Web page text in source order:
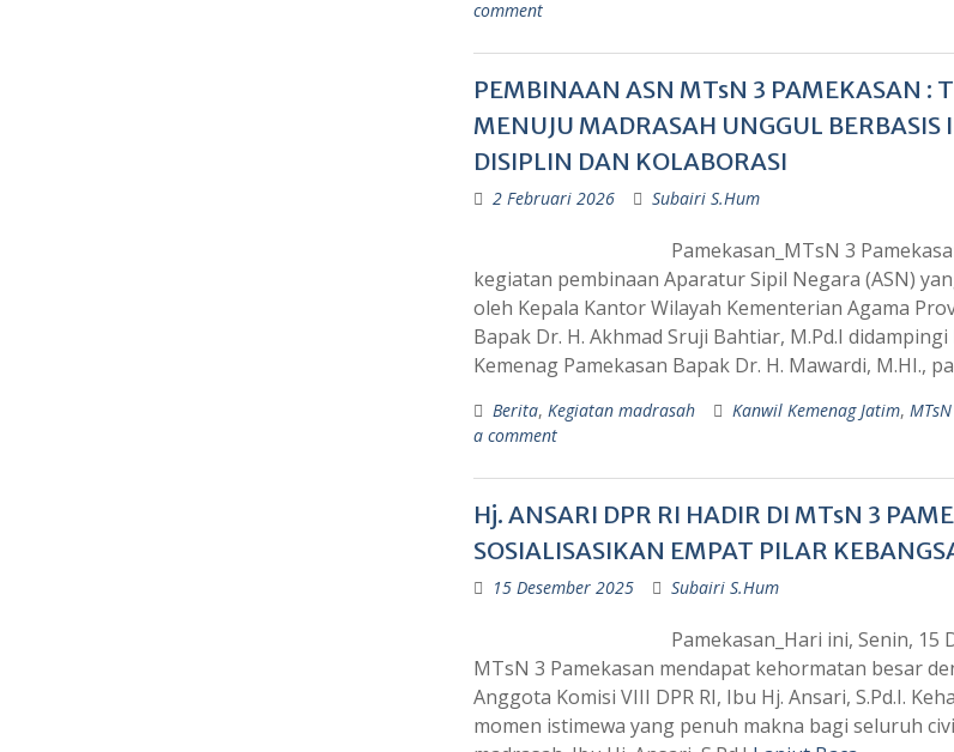
comment
PEMBINAAN ASN MTsN 3 PAMEKASAN :
MENUJU MADRASAH UNGGUL BERBASIS
DISIPLIN DAN KOLABORASI
2 Februari 2026 Subairi S.Hum
Pamekasan_MTsN 3
kegiatan pembinaan Aparatur Sipil Negara (ASN)
oleh Kepala Kantor Wilayah Kementerian Agama
Bapak Dr. H. Akhmad Sruji Bahtiar, M.Pd.I
Kemenag Pamekasan Bapak Dr. H. Mawardi, M.HI.,
Berita, Kegiatan madrasah Kanwil Kemenag Jatim,
a comment
Hj. ANSARI DPR RI HADIR DI MTsN 3
SOSIALISASIKAN EMPAT PILAR
15 Desember 2025 Subairi S.Hum
Pamekasan_Hari ini, Senin, 15
MTsN 3 Pamekasan mendapat kehormatan besar
Anggota Komisi VIII DPR RI, Ibu Hj. Ansari, S.Pd.I.
momen istimewa yang penuh makna bagi seluruh